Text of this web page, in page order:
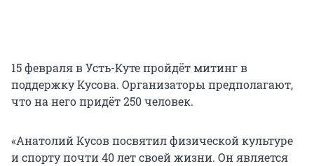
15 февраля в Усть-Куте пройдёт митинг в
поддержку Кусова. Организаторы предполагают,
что на него придёт 250 человек.
«Анатолий Кусов посвятил физической культуре
и спорту почти 40 лет своей жизни. Он является